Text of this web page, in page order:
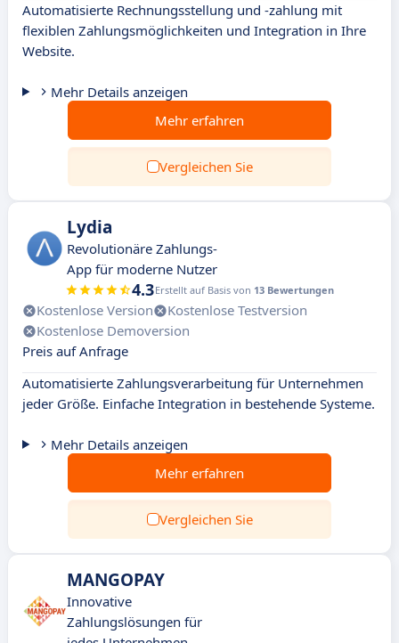
Automatisierte Rechnungsstellung und -zahlung mit
flexiblen Zahlungsmöglichkeiten und Integration in Ihre
Website.
Mehr Details anzeigen
Mehr erfahren
Vergleichen Sie
Lydia
Revolutionäre Zahlungs-
App für moderne Nutzer
4.3Erstellt auf Basis von 13 Bewertungen
Kostenlose Version
Kostenlose Testversion
Kostenlose Demoversion
Preis auf Anfrage
Automatisierte Zahlungsverarbeitung für Unternehmen
jeder Größe. Einfache Integration in bestehende Systeme.
Mehr Details anzeigen
Mehr erfahren
Vergleichen Sie
MANGOPAY
Innovative
Zahlungslösungen für